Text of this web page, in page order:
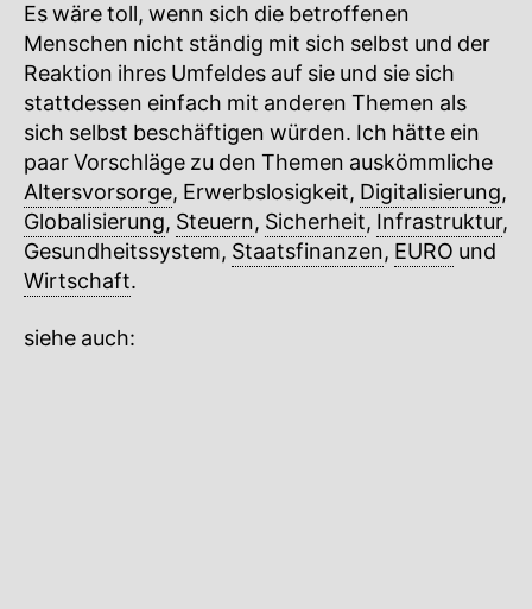
Es wäre toll, wenn sich die betroffenen
Menschen nicht ständig mit sich selbst und der
Reaktion ihres Umfeldes auf sie und sie sich
stattdessen einfach mit anderen Themen als
sich selbst beschäftigen würden. Ich hätte ein
paar Vorschläge zu den Themen auskömmliche
Altersvorsorge, Erwerbslosigkeit, Digitalisierung,
Globalisierung, Steuern, Sicherheit, Infrastruktur,
Gesundheitssystem, Staatsfinanzen, EURO und
Wirtschaft.
siehe auch: